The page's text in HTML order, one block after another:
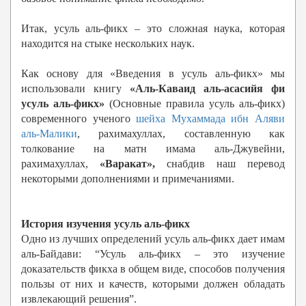
Итак, усуль аль-фикх – это сложная наука, которая
находится на стыке нескольких наук.
Как основу для «Введения в усуль аль-фикх» мы
использовали книгу «Аль-Каваид аль-асасийя фи
усуль аль-фикх» (Основные правила усуль аль-фикх)
современного ученогошейха Мухаммада ибн Аляви
аль-Малики, рахимахуллах, составленную как
толкование на матн имама аль-Джувейни,
рахимахуллах, «Варакат», снабдив наш перевод
некоторыми дополнениями и примечаниями.
История изучения усуль аль-фикх
Одно из лучших определений усуль аль-фикх дает имам
аль-Байдави: “Усуль аль-фикх – это изучение
доказательств фикха в общем виде, способов получения
пользы от них и качеств, которыми должен обладать
извлекающий решения”.